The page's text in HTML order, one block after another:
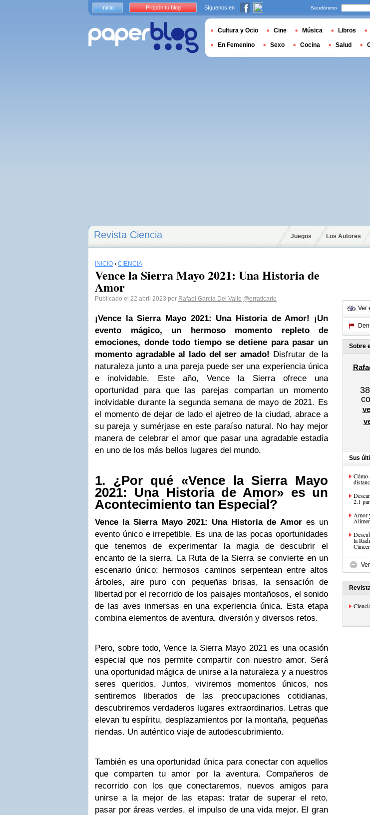
Revista Ciencia Juegos Los Autores
INICIO › CIENCIA
Vence la Sierra Mayo 2021: Una Historia de
Amor
Publicado el 22 abril 2023 por Rafael García Del Valle @erraticario
¡Vence la Sierra Mayo 2021: Una Historia de Amor! ¡Un
evento mágico, un hermoso momento repleto de
emociones, donde todo tiempo se detiene para pasar un
momento agradable al lado del ser amado! Disfrutar de la
naturaleza junto a una pareja puede ser una experiencia única
e inolvidable. Este año, Vence la Sierra ofrece una
oportunidad para que las parejas compartan un momento
inolvidable durante la segunda semana de mayo de 2021. Es
el momento de dejar de lado el ajetreo de la ciudad, abrace a
su pareja y sumérjase en este paraíso natural. No hay mejor
manera de celebrar el amor que pasar una agradable estadía
en uno de los más bellos lugares del mundo.
1. ¿Por qué «Vence la Sierra Mayo
2021: Una Historia de Amor» es un
Acontecimiento tan Especial?
Vence la Sierra Mayo 2021: Una Historia de Amores un
evento único e irrepetible. Es una de las pocas oportunidades
que tenemos de experimentar la magia de descubrir el
encanto de la sierra. La Ruta de la Sierra se convierte en un
escenario único: hermosos caminos serpentean entre altos
árboles, aire puro con pequeñas brisas, la sensación de
libertad por el recorrido de los paisajes montañosos, el sonido
de las aves inmersas en una experiencia única. Esta etapa
combina elementos de aventura, diversión y diversos retos.
Pero, sobre todo, Vence la Sierra Mayo 2021 es una ocasión
especial que nos permite compartir con nuestro amor. Será
una oportunidad mágica de unirse a la naturaleza y a nuestros
seres queridos. Juntos, viviremos momentos únicos, nos
sentiremos liberados de las preocupaciones cotidianas,
descubriremos verdaderos lugares extraordinarios. Letras que
elevan tu espíritu, desplazamientos por la montaña, pequeñas
riendas. Un auténtico viaje de autodescubrimiento.
También es una oportunidad única para conectar con aquellos
que comparten tu amor por la aventura. Compañeros de
recorrido con los que conectaremos, nuevos amigos para
unirse a la mejor de las etapas: tratar de superar el reto,
pasar por áreas verdes, el impulso de una vida mejor. El gran
Ver
Sobre
Sus
Cómo
2.1
Amor
la
Cáncer
Inicio Propón tu blog Síguenos en Seudónimo
Cultura y Ocio Cine Música Libros
En Femenino Sexo Cocina Salud